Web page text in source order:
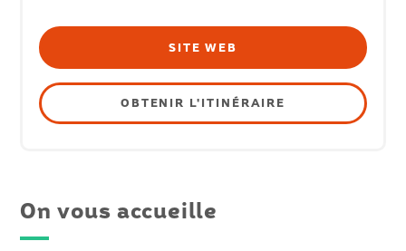
SITE WEB
OBTENIR L'ITINÉRAIRE
On vous accueille